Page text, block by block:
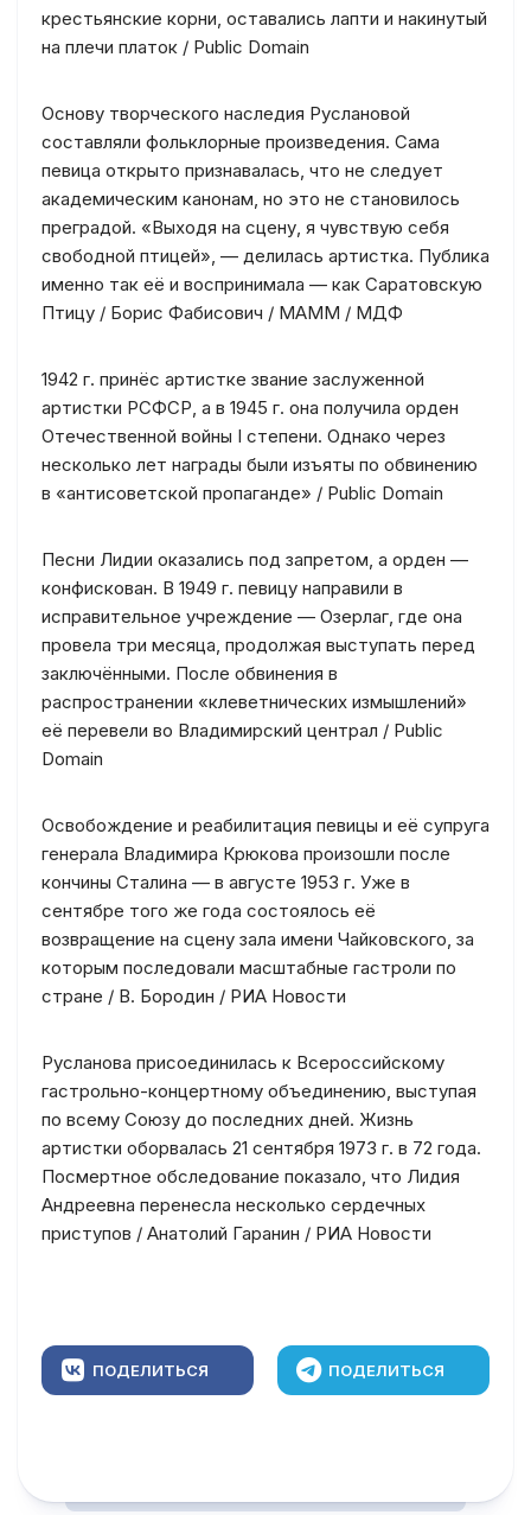
крестьянские корни, оставались лапти и накинутый
на плечи платок / Public Domain
Основу творческого наследия Руслановой
составляли фольклорные произведения. Сама
певица открыто признавалась, что не следует
академическим канонам, но это не становилось
преградой. «Выходя на сцену, я чувствую себя
свободной птицей», — делилась артистка. Публика
именно так её и воспринимала — как Саратовскую
Птицу / Борис Фабисович / МАММ / МДФ
1942 г. принёс артистке звание заслуженной
артистки РСФСР, а в 1945 г. она получила орден
Отечественной войны I степени. Однако через
несколько лет награды были изъяты по обвинению
в «антисоветской пропаганде» / Public Domain
Песни Лидии оказались под запретом, а орден —
конфискован. В 1949 г. певицу направили в
исправительное учреждение — Озерлаг, где она
провела три месяца, продолжая выступать перед
заключёнными. После обвинения в
распространении «клеветнических измышлений»
её перевели во Владимирский централ / Public
Domain
Освобождение и реабилитация певицы и её супруга
генерала Владимира Крюкова произошли после
кончины Сталина — в августе 1953 г. Уже в
сентябре того же года состоялось её
возвращение на сцену зала имени Чайковского, за
которым последовали масштабные гастроли по
стране / В. Бородин / РИА Новости
Русланова присоединилась к Всероссийскому
гастрольно-концертному объединению, выступая
по всему Союзу до последних дней. Жизнь
артистки оборвалась 21 сентября 1973 г. в 72 года.
Посмертное обследование показало, что Лидия
Андреевна перенесла несколько сердечных
приступов / Анатолий Гаранин / РИА Новости
ПОДЕЛИТЬСЯ ПОДЕЛИТЬСЯ